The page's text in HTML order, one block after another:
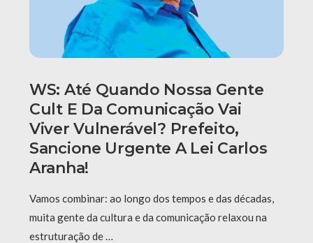
WS: Até Quando Nossa Gente
Cult E Da Comunicação Vai
Viver Vulnerável? Prefeito,
Sancione Urgente A Lei Carlos
Aranha!
Vamos combinar: ao longo dos tempos e das décadas,
muita gente da cultura e da comunicação relaxou na
estruturação de …